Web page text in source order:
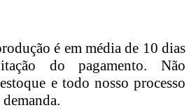
é em média de 10 dias
do pagamento. Não
e todo nosso processo